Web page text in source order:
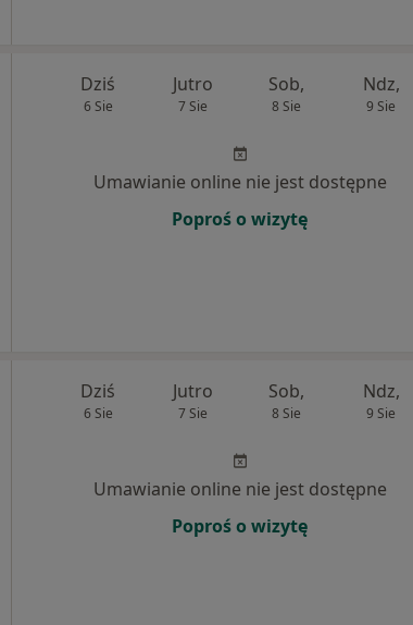
Dziś
6 Sie
Jutro
7 Sie
Sob,
8 Sie
Ndz,
9 Sie
Umawianie online nie jest dostępne
Poproś o wizytę
Dziś
6 Sie
Jutro
7 Sie
Sob,
8 Sie
Ndz,
9 Sie
Umawianie online nie jest dostępne
Poproś o wizytę